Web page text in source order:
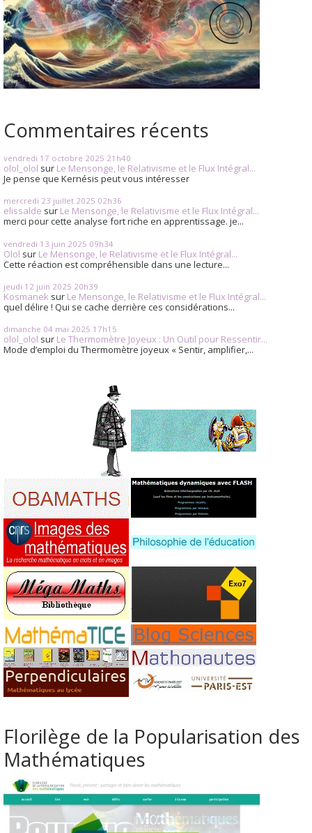
Commentaires récents
vendredi 17 octobre 2025 21h40
olol_olol sur Le Mensonge, le Relativisme et le Flux Intégral...
Je pense que Kernésis peut vous intéresser
mercredi 23 juillet 2025 02h36
elissalde sur Le Mensonge, le Relativisme et le Flux Intégral...
merci pour cette analyse fort riche en apprentissage. je...
vendredi 13 juin 2025 09h34
Olol sur Le Mensonge, le Relativisme et le Flux Intégral...
Cette réaction est compréhensible dans une lecture...
jeudi 12 juin 2025 20h39
Kosmanek sur Le Mensonge, le Relativisme et le Flux Intégral...
quel délire ! Qui se cache derrière ces considérations...
dimanche 04 mai 2025 17h15
olol_olol sur Le Thermomètre Joyeux : Un Outil pour Ressentir...
Mode d’emploi du Thermomètre joyeux « Sentir, amplifier,...
Florilège de la Popularisation des
Mathématiques